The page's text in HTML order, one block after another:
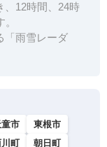
、12時間、24時
「雨雪レーダ
童市
東根市
町
朝日町